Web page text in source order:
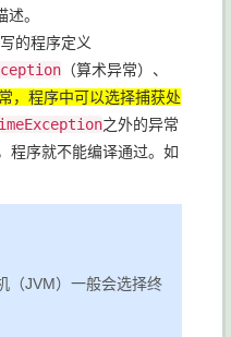
述。
的程序定义
（算术异常）、
，程序中可以选择捕获处
之外的异常
程序就不能编译通过。如
（JVM）一般会选择终